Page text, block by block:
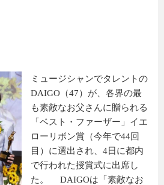
ミュージシャンでタレントの
DAIGO（47）が、各界の最
も素敵なお父さんに贈られる
「ベスト・ファーザー」イエ
ローリボン賞（今年で44回
目）に選出され、4日に都内
で行われた授賞式に出席し
た。 DAIGOは「素敵なお